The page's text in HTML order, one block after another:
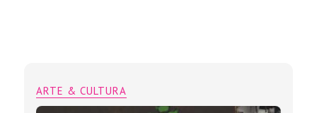
ARTE & CULTURA